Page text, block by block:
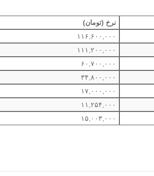
نرخ (تومان)
۱۱۶,۶۰۰,۰۰۰
۱۱۱,۲۰۰,۰۰۰
۶۰,۷۰۰,۰۰۰
۳۴,۸۰۰,۰۰۰
۱۷,۰۰۰,۰۰۰
۱۱,۲۵۴,۰۰۰
۱۵,۰۰۳,۰۰۰